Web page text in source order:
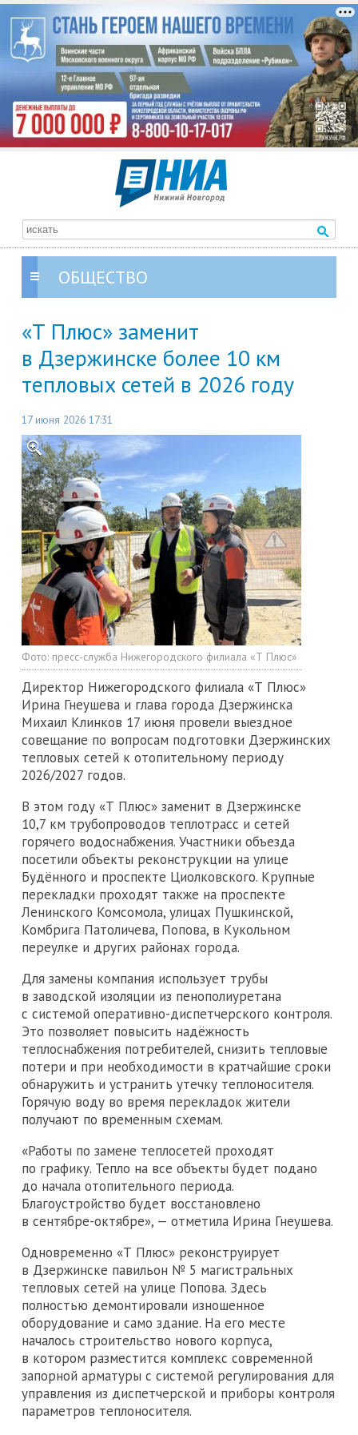
ОБЩЕСТВО
«Т Плюс» заменит
в Дзержинске более 10 км
тепловых сетей в 2026 году
17 июня 2026 17:31
Фото: пресс-служба Нижегородского филиала «Т Плюс»
Директор Нижегородского филиала «Т Плюс»
Ирина Гнеушева и глава города Дзержинска
Михаил Клинков 17 июня провели выездное
совещание по вопросам подготовки Дзержинских
тепловых сетей к отопительному периоду
2026/2027 годов.
В этом году «Т Плюс» заменит в Дзержинске
10,7 км трубопроводов теплотрасс и сетей
горячего водоснабжения. Участники объезда
посетили объекты реконструкции на улице
Будённого и проспекте Циолковского. Крупные
перекладки проходят также на проспекте
Ленинского Комсомола, улицах Пушкинской,
Комбрига Патоличева, Попова, в Кукольном
переулке и других районах города.
Для замены компания использует трубы
в заводской изоляции из пенополиуретана
с системой оперативно-диспетчерского контроля.
Это позволяет повысить надёжность
теплоснабжения потребителей, снизить тепловые
потери и при необходимости в кратчайшие сроки
обнаружить и устранить утечку теплоносителя.
Горячую воду во время перекладок жители
получают по временным схемам.
«Работы по замене теплосетей проходят
по графику. Тепло на все объекты будет подано
до начала отопительного периода.
Благоустройство будет восстановлено
в сентябре-октябре», — отметила Ирина Гнеушева.
Одновременно «Т Плюс» реконструирует
в Дзержинске павильон № 5 магистральных
тепловых сетей на улице Попова. Здесь
полностью демонтировали изношенное
оборудование и само здание. На его месте
началось строительство нового корпуса,
в котором разместится комплекс современной
запорной арматуры с системой регулирования для
управления из диспетчерской и приборы контроля
параметров теплоносителя.